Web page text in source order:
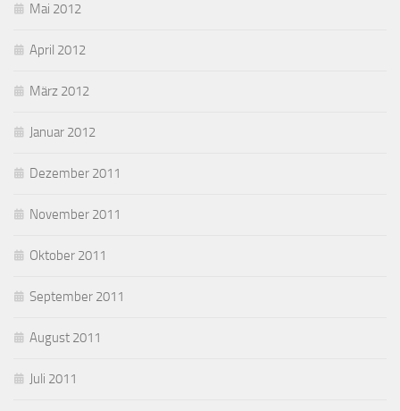
Mai 2012
April 2012
März 2012
Januar 2012
Dezember 2011
November 2011
Oktober 2011
September 2011
August 2011
Juli 2011